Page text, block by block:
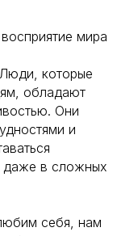
мира
которые
обладают
Они
и
даже в сложных
себя, нам